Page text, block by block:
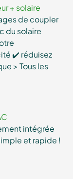
+ solaire
de coupler
du solaire
✔️ réduisez
> Tous les
intégrée
et rapide !